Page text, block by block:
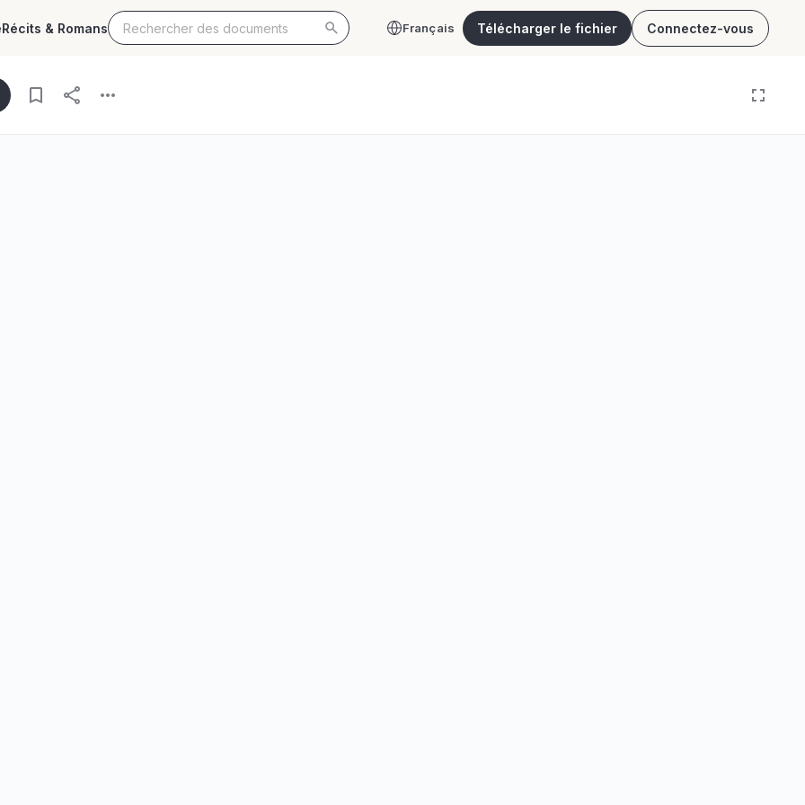
Récits & Romans Français Télécharger le fichier Connectez-vous